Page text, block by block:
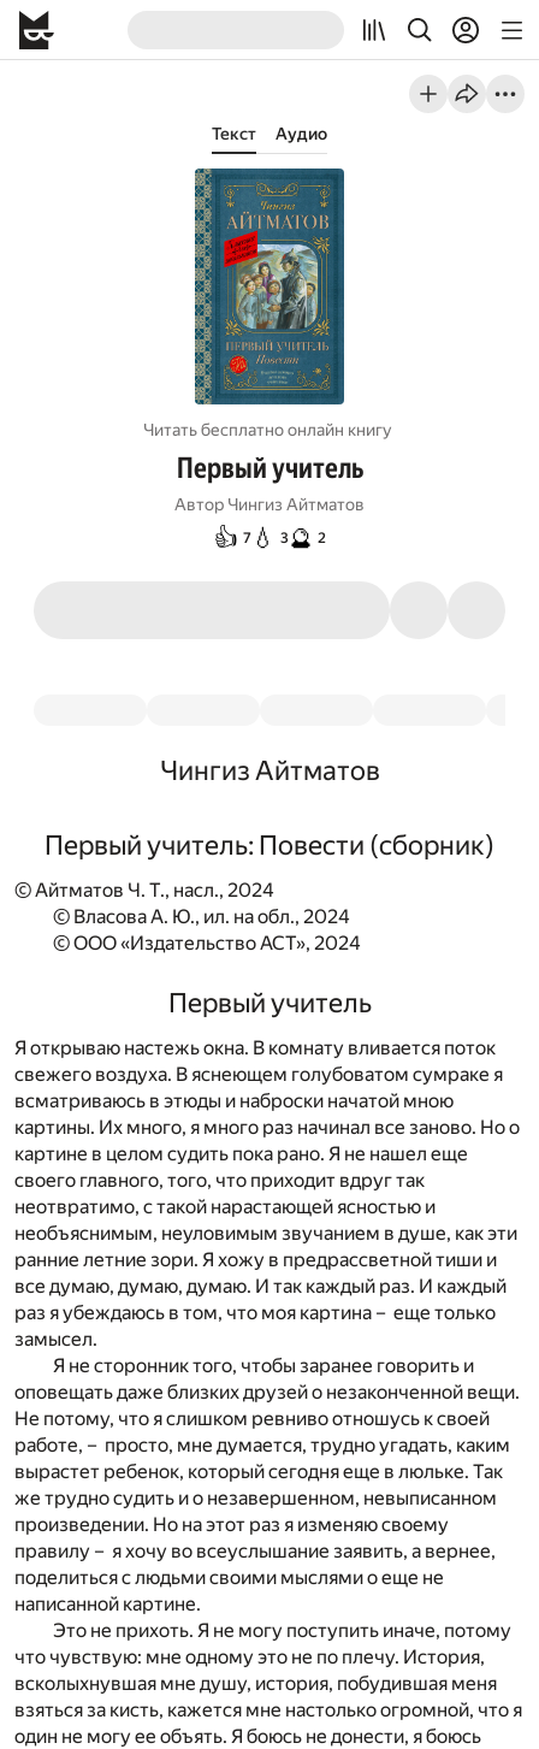
Текст Аудио
Читать бесплатно онлайн книгу
Первый учитель
Автор Чингиз Айтматов
👍 7💧 3🔮 2
Чингиз Айтматов
Первый учитель: Повести (сборник)
© Айтматов Ч. Т., насл., 2024
© Власова А. Ю., ил. на обл., 2024
© ООО «Издательство АСТ», 2024
Первый учитель
Я открываю настежь окна. В комнату вливается поток
свежего воздуха. В яснеющем голубоватом сумраке я
всматриваюсь в этюды и наброски начатой мною
картины. Их много, я много раз начинал все заново. Но о
картине в целом судить пока рано. Я не нашел еще
своего главного, того, что приходит вдруг так
неотвратимо, с такой нарастающей ясностью и
необъяснимым, неуловимым звучанием в душе, как эти
ранние летние зори. Я хожу в предрассветной тиши и
все думаю, думаю, думаю. И так каждый раз. И каждый
раз я убеждаюсь в том, что моя картина – еще только
замысел.
Я не сторонник того, чтобы заранее говорить и
оповещать даже близких друзей о незаконченной вещи.
Не потому, что я слишком ревниво отношусь к своей
работе, – просто, мне думается, трудно угадать, каким
вырастет ребенок, который сегодня еще в люльке. Так
же трудно судить и о незавершенном, невыписанном
произведении. Но на этот раз я изменяю своему
правилу – я хочу во всеуслышание заявить, а вернее,
поделиться с людьми своими мыслями о еще не
написанной картине.
Это не прихоть. Я не могу поступить иначе, потому
что чувствую: мне одному это не по плечу. История,
всколыхнувшая мне душу, история, побудившая меня
взяться за кисть, кажется мне настолько огромной, что я
один не могу ее объять. Я боюсь не донести, я боюсь